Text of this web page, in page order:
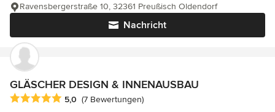
Nachricht
Ravensbergerstraße 10, 32361 Preußisch Oldendorf
GLÄSCHER DESIGN & INNENAUSBAU
Durchschnittliche Bewertung: 5 von 5 Sternen
5,0 (7 Bewertungen)